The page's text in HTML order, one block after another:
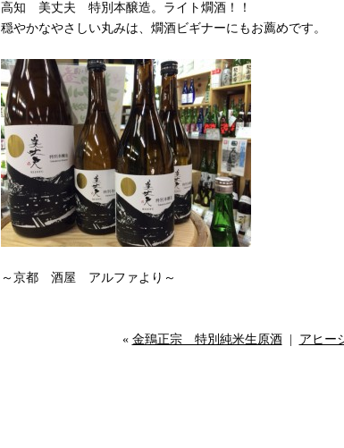
高知 美丈夫 特別本醸造。ライト燗酒！！
穏やかなやさしい丸みは、燗酒ビギナーにもお薦めです。
～京都 酒屋 アルファより～
« 金鵄正宗 特別純米生原酒 アヒー